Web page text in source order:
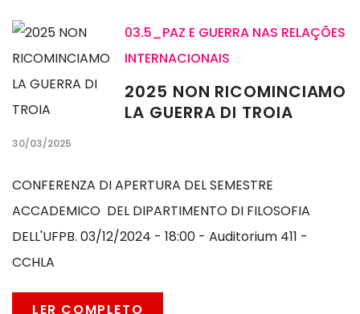
03.5_PAZ E GUERRA NAS RELAÇÕES
INTERNACIONAIS
2025 NON RICOMINCIAMO
LA GUERRA DI TROIA
30/03/2025
CONFERENZA DI APERTURA DEL SEMESTRE
ACCADEMICO DEL DIPARTIMENTO DI FILOSOFIA
DELL'UFPB. 03/12/2024 - 18:00 - Auditorium 411 -
CCHLA
LER COMPLETO